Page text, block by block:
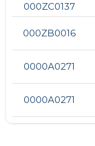
000ZC0137
000ZB0016
0000A0271
0000A0271